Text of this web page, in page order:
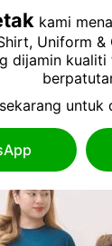
kami
Uniform &
dijamin
untuk